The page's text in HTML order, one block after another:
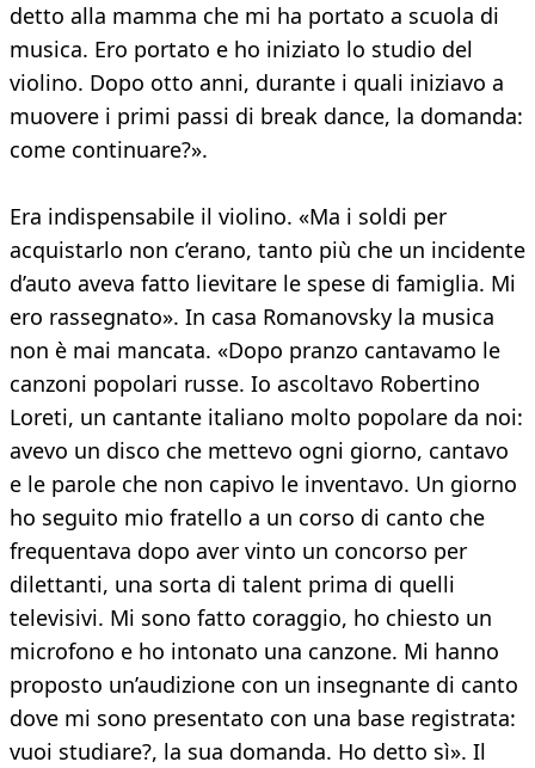
detto alla mamma che mi ha portato a scuola di
musica. Ero portato e ho iniziato lo studio del
violino. Dopo otto anni, durante i quali iniziavo a
muovere i primi passi di break dance, la domanda:
come continuare?».
Era indispensabile il violino. «Ma i soldi per
acquistarlo non c’erano, tanto più che un incidente
d’auto aveva fatto lievitare le spese di famiglia. Mi
ero rassegnato». In casa Romanovsky la musica
non è mai mancata. «Dopo pranzo cantavamo le
canzoni popolari russe. Io ascoltavo Robertino
Loreti, un cantante italiano molto popolare da noi:
avevo un disco che mettevo ogni giorno, cantavo
e le parole che non capivo le inventavo. Un giorno
ho seguito mio fratello a un corso di canto che
frequentava dopo aver vinto un concorso per
dilettanti, una sorta di talent prima di quelli
televisivi. Mi sono fatto coraggio, ho chiesto un
microfono e ho intonato una canzone. Mi hanno
proposto un’audizione con un insegnante di canto
dove mi sono presentato con una base registrata:
vuoi studiare?, la sua domanda. Ho detto sì». Il